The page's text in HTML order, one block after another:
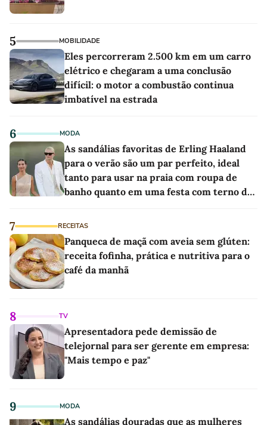
5 MOBILIDADE
Eles percorreram 2.500 km em um carro
elétrico e chegaram a uma conclusão
difícil: o motor a combustão continua
imbatível na estrada
6 MODA
As sandálias favoritas de Erling Haaland
para o verão são um par perfeito, ideal
tanto para usar na praia com roupa de
banho quanto em uma festa com terno de
7 RECEITAS
Panqueca de maçã com aveia sem glúten:
receita fofinha, prática e nutritiva para o
café da manhã
8 TV
Apresentadora pede demissão de
telejornal para ser gerente em empresa:
"Mais tempo e paz"
9 MODA
As sandálias douradas que as mulheres